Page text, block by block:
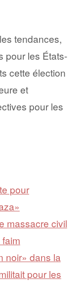
tendances,
pour les États-
cette élection
et
pour les
pour
massacre civil
noir» dans la
pour les